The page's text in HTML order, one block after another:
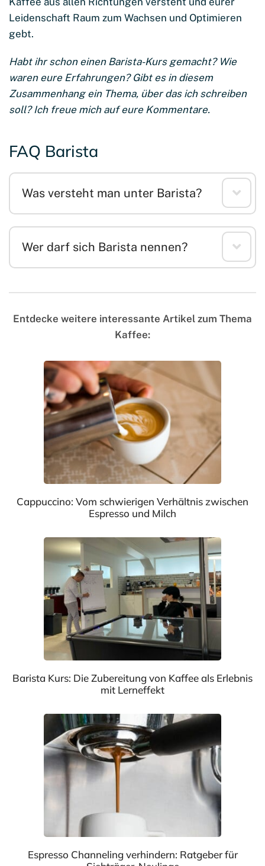
Leidenschaft Raum zum Wachsen und Optimieren
gebt.
Habt ihr schon einen Barista-Kurs gemacht? Wie
waren eure Erfahrungen? Gibt es in diesem
Zusammenhang ein Thema, über das ich schreiben
soll? Ich freue mich auf eure Kommentare.
FAQ Barista
Was versteht man unter Barista?
Wer darf sich Barista nennen?
Entdecke weitere interessante Artikel zum Thema
Kaffee:
Cappuccino: Vom schwierigen Verhältnis zwischen
Espresso und Milch
Barista Kurs: Die Zubereitung von Kaffee als Erlebnis
mit Lerneffekt
Espresso Channeling verhindern: Ratgeber für